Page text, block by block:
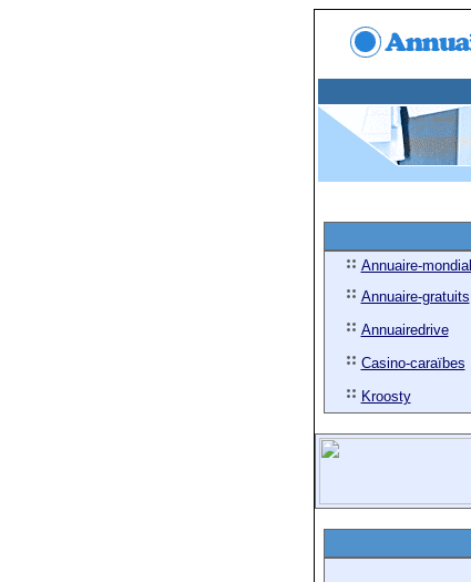
Annuaire-mondial
Annuaire-gratuits
Annuairedrive
Casino-caraïbes
Kroosty